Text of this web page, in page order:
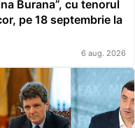
Burana”, cu tenorul
pe 18 septembrie la
6 aug. 2026